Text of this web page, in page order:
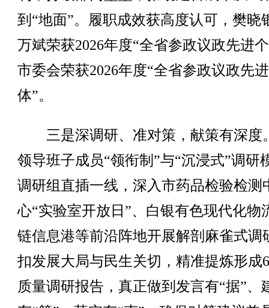
到“地面”。履职成效获高度认可，樊晓
万斌荣获2026年度“全省参政议政先进
市委会荣获2026年度“全省参政议政先
体”。
三是深调研、准对策，献策有深度
领导班子成员“领衔制”与“沉浸式”调研
调研组直插一线，深入市药品检验检测
心“实验室开放日”、白银有色现代化物
链信息港等前沿阵地开展解剖麻雀式调
扣发展大局与民生关切，精准提炼形成
质量调研报告，真正做到发言有“据”、